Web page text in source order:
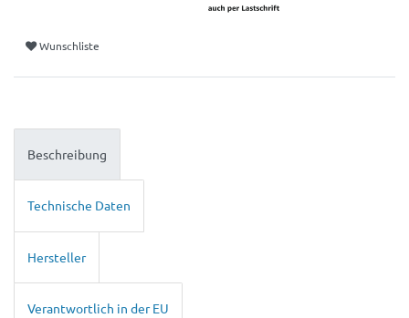
Wunschliste
Beschreibung
Technische Daten
Hersteller
Verantwortlich in der EU